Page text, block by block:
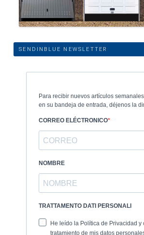
SENDINBLUE NEWSLETTER